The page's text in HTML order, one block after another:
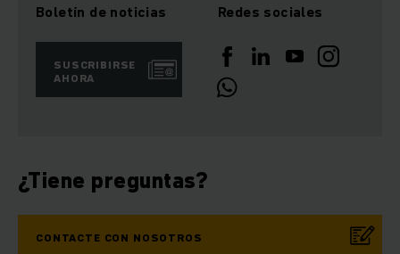
Boletín de noticias
SUSCRIBIRSE
AHORA
Redes sociales
¿Tiene preguntas?
CONTACTE CON NOSOTROS